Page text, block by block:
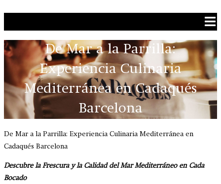
De Mar a la Parrilla:
Experiencia Culinaria
Mediterránea en Cadaqués
Barcelona
De Mar a la Parrilla: Experiencia Culinaria Mediterránea en
Cadaqués Barcelona
Descubre la Frescura y la Calidad del Mar Mediterráneo en Cada
Bocado